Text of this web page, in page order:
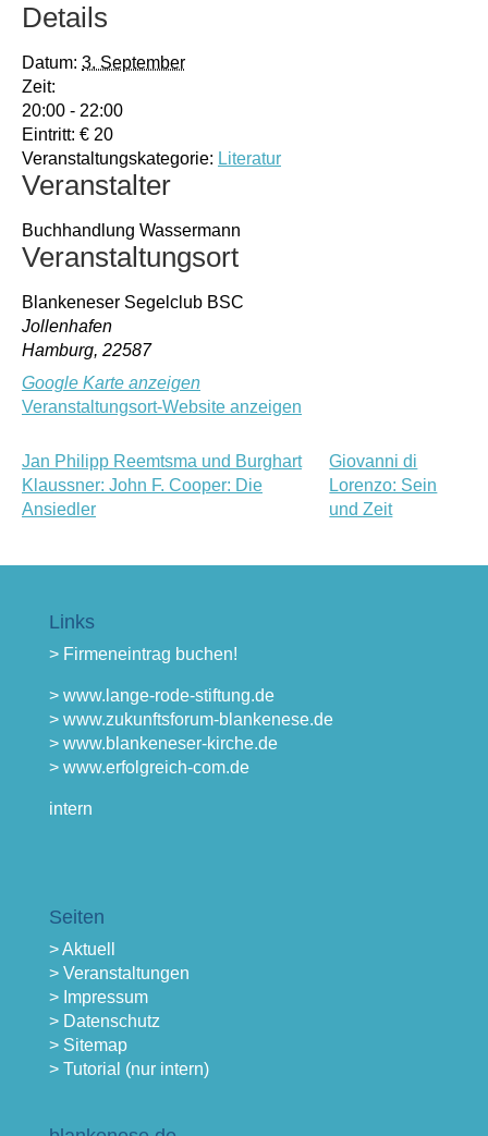
Details
Datum: 3. September
Zeit:
20:00 - 22:00
Eintritt: € 20
Veranstaltungskategorie: Literatur
Veranstaltungsort
Blankeneser Segelclub BSC
Jollenhafen
Hamburg, 22587
Google Karte anzeigen
Veranstaltungsort-Website anzeigen
Veranstalter
Buchhandlung Wassermann
Jan Philipp Reemtsma und Burghart
Klaussner: John F. Cooper: Die
Ansiedler
Giovanni di
Lorenzo: Sein
und Zeit
Links
> Firmeneintrag buchen!
> www.lange-rode-stiftung.de
> www.zukunftsforum-blankenese.de
> www.blankeneser-kirche.de
> www.erfolgreich-com.de
intern
Seiten
> Aktuell
> Veranstaltungen
> Impressum
> Datenschutz
> Sitemap
> Tutorial (nur intern)